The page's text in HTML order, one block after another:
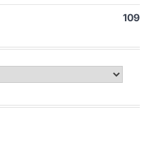
109